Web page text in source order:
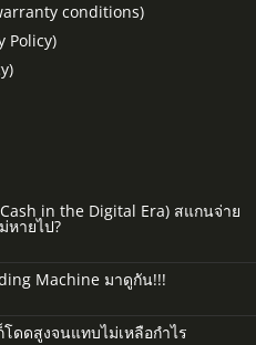
conditions)
Policy)
in the Digital Era) สแกนจ่าย
หายไป?
Machine มาดูกัน!!!
ดดสูงจนแทบไม่เหลือกำไร